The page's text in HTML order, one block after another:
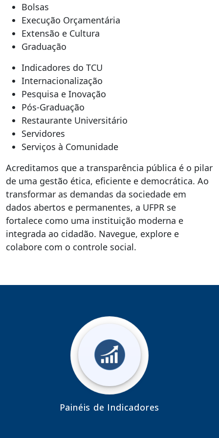
Bolsas
Execução Orçamentária
Extensão e Cultura
Graduação
Indicadores do TCU
Internacionalização
Pesquisa e Inovação
Pós-Graduação
Restaurante Universitário
Servidores
Serviços à Comunidade
Acreditamos que a transparência pública é o pilar
de uma gestão ética, eficiente e democrática. Ao
transformar as demandas da sociedade em
dados abertos e permanentes, a UFPR se
fortalece como uma instituição moderna e
integrada ao cidadão. Navegue, explore e
colabore com o controle social.
Painéis de Indicadores